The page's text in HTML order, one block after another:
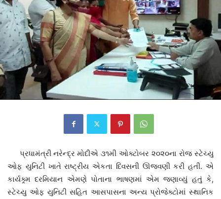
પ્રધામંત્રી નરેન્દ્ર મોદીએ ૩૧મી ઓક્ટોબર ૨૦૨૦ના રોજ સ્ટેચ્યુ
ઓફ યુનિટી ખાતે રાષ્ટ્રીય એકતા દિવસની ઊજવણી કરી હતી. એ
કાર્યક્ર્મ દરમિયાન એમણે પોતાના ભાષણમાં એમ જણાવ્યું હતું કે,
સ્ટેચ્યુ ઓફ યુનિટી સહિત આસપાસના અન્ય પ્રોજેક્ટોમાં સ્થાનિક